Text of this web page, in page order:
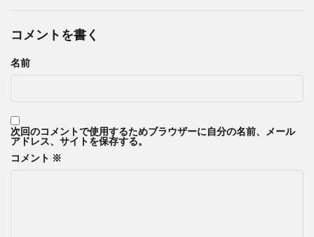
コメントを書く
名前
次回のコメントで使用するためブラウザーに自分の名前、メール
アドレス、サイトを保存する。
コメント ※